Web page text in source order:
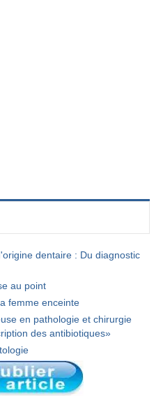
dentaire : Du diagnostic
au point
femme enceinte
en pathologie et chirurgie
des antibiotiques»